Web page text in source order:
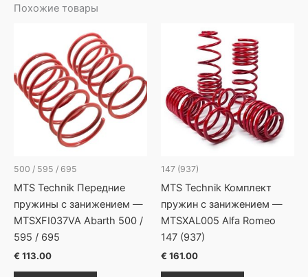
Похожие товары
500 / 595 / 695
MTS Technik Передние
пружины с занижением —
MTSXFI037VA Abarth 500 /
595 / 695
€ 113.00
147 (937)
MTS Technik Комплект
пружин с занижением —
MTSXAL005 Alfa Romeo
147 (937)
€ 161.00